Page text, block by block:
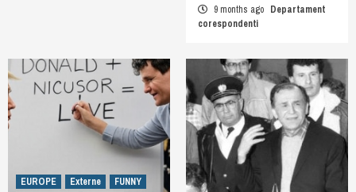
9 months ago Departament
corespondenti
EUROPE Externe
FUNNY